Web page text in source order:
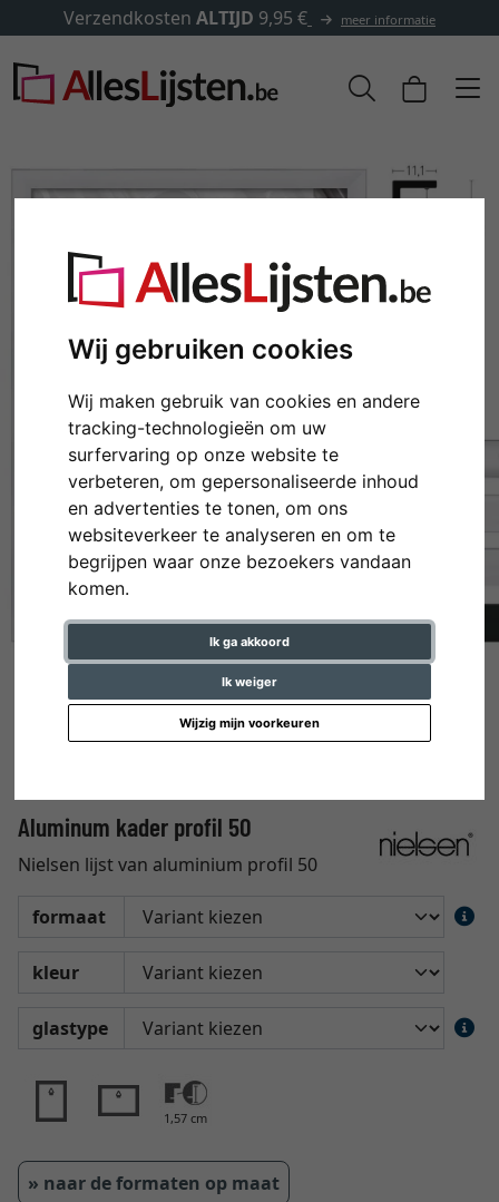
Wij gebruiken cookies
Wij maken gebruik van cookies en andere
tracking-technologieën om uw
surfervaring op onze website te
verbeteren, om gepersonaliseerde inhoud
en advertenties te tonen, om ons
websiteverkeer te analyseren en om te
begrijpen waar onze bezoekers vandaan
komen.
Ik ga akkoord
Ik weiger
Wijzig mijn voorkeuren
✓500.000 artikelen om uit te kiezen
Terug
Aluminum kader profil 50
Nielsen lijst van aluminium profil 50
formaat
kleur
glastype
1,57 cm
» naar de formaten op maat